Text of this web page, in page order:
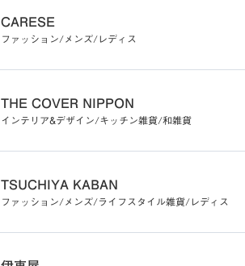
CARESE
ファッション/メンズ/レディス
THE COVER NIPPON
インテリア&デザイン/キッチン雑貨/和雑貨
TSUCHIYA KABAN
ファッション/メンズ/ライフスタイル雑貨/レディス